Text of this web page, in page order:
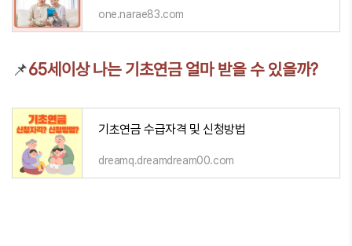
one.narae83.com
📌65세이상 나는 기초연금 얼마 받을 수 있을까?
기초연금 수급자격 및 신청방법
dreamq.dreamdream00.com